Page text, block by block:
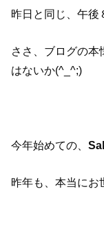
昨日と同じ、午後
ささ、ブログの
はないか(^_^;)
今年始めての、
昨年も、本当にお